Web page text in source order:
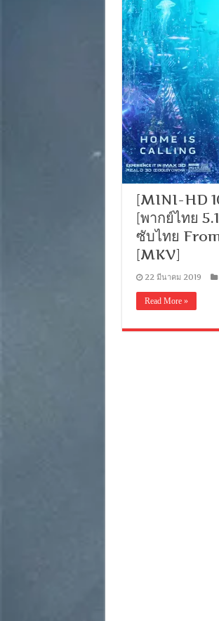
[MINI-HD
[พากย์ไทย
ซับไทย
[MKV]
22 มีนาคม 2019
Read More »